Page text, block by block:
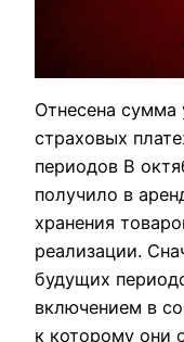
Отнесена сумма
страховых
периодов В
получило в
хранения
реализации.
будущих
включением в
к которому они